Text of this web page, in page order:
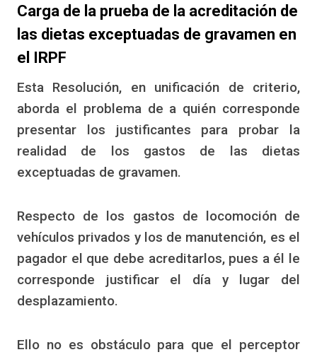
Carga de la prueba de la acreditación de
las dietas exceptuadas de gravamen en
el IRPF
Esta Resolución, en unificación de criterio,
aborda el problema de a quién corresponde
presentar los justificantes para probar la
realidad de los gastos de las dietas
exceptuadas de gravamen.
Respecto de los gastos de locomoción de
vehículos privados y los de manutención, es el
pagador el que debe acreditarlos, pues a él le
corresponde justificar el día y lugar del
desplazamiento.
Ello no es obstáculo para que el perceptor